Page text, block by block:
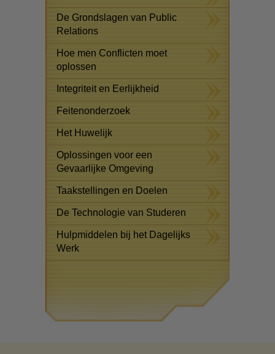
De Grondslagen van Public
Relations
Hoe men Conflicten moet
oplossen
Integriteit en Eerlijkheid
Feitenonderzoek
Het Huwelijk
Oplossingen voor een
Gevaarlijke Omgeving
Taakstellingen en Doelen
De Technologie van Studeren
Hulpmiddelen bij het Dagelijks
Werk